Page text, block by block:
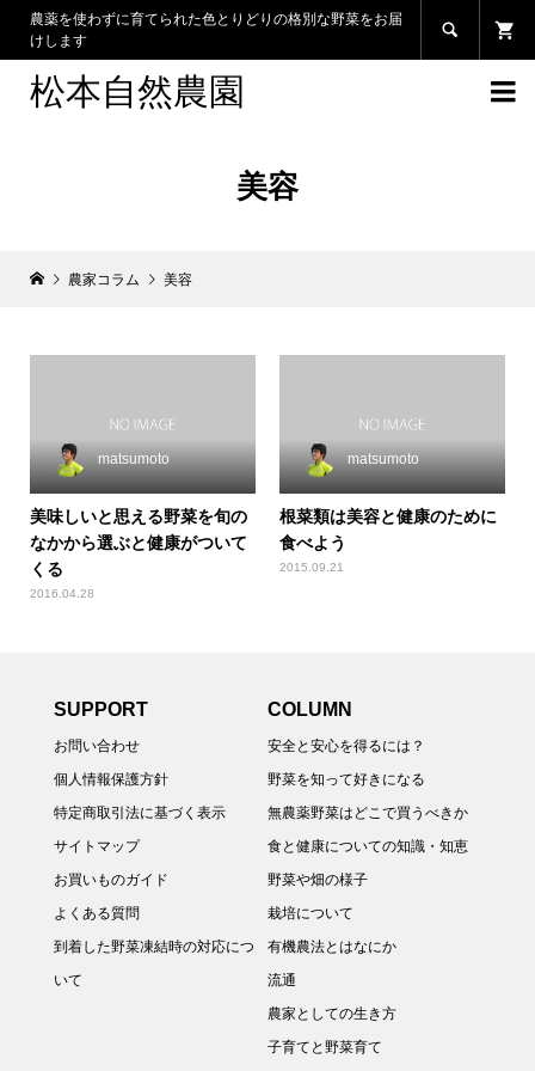
農薬を使わずに育てられた色とりどりの格別な野菜をお届
けします

松本自然農園 
美容
農家コラム 美容
matsumoto
美味しいと思える野菜を旬の
なかから選ぶと健康がついて
くる
2016.04.28
matsumoto
根菜類は美容と健康のために
食べよう
2015.09.21
SUPPORT
お問い合わせ
個人情報保護方針
特定商取引法に基づく表示
サイトマップ
お買いものガイド
よくある質問
到着した野菜凍結時の対応につ
いて
COLUMN
安全と安心を得るには？
野菜を知って好きになる
無農薬野菜はどこで買うべきか
食と健康についての知識・知恵
野菜や畑の様子
栽培について
有機農法とはなにか
流通
農家としての生き方
子育てと野菜育て